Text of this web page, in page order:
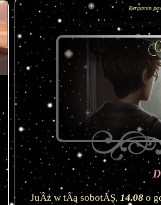
Pergamin
JuÂż w tÂą sobotĂŞ, 14.08 o